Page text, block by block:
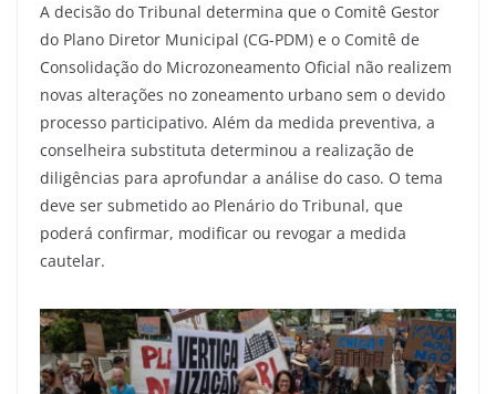
A decisão do Tribunal determina que o Comitê Gestor
do Plano Diretor Municipal (CG-PDM) e o Comitê de
Consolidação do Microzoneamento Oficial não realizem
novas alterações no zoneamento urbano sem o devido
processo participativo. Além da medida preventiva, a
conselheira substituta determinou a realização de
diligências para aprofundar a análise do caso. O tema
deve ser submetido ao Plenário do Tribunal, que
poderá confirmar, modificar ou revogar a medida
cautelar.